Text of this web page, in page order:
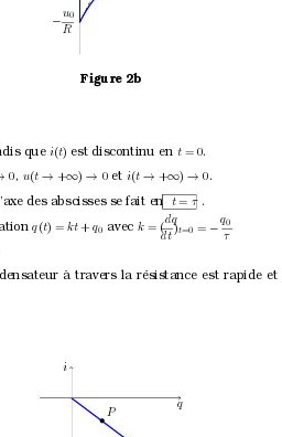
−
u0
R
Figure 2b
que i(t) est discontinu en t = 0.
0, u(t→+∞)→ 0 et i(t→+∞)→0.
des abscisses se fait en t= τ .
q(t) = kt +q0 avec k = (
dq
dt
)t=0 = −
q0
τ
à travers la résistance est rapide et
•
P
i
q